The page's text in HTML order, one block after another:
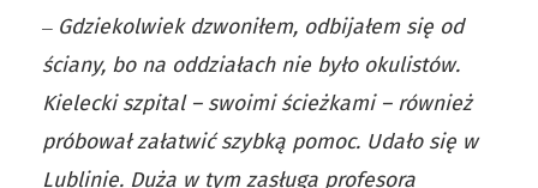
– Gdziekolwiek dzwoniłem, odbijałem się od
ściany, bo na oddziałach nie było okulistów.
Kielecki szpital – swoimi ścieżkami – również
próbował załatwić szybką pomoc. Udało się w
Lublinie. Duża w tym zasługa profesora